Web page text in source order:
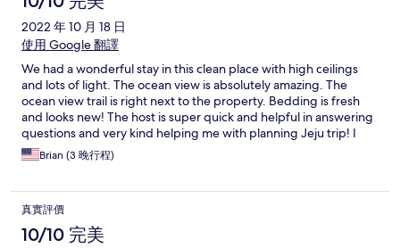
2022 年 10 月 18 日
使用 Google 翻譯
We had a wonderful stay in this clean place with high ceilings
and lots of light. The ocean view is absolutely amazing. The
ocean view trail is right next to the property. Bedding is fresh
and looks new! The host is super quick and helpful in answering
questions and very kind helping me with planning Jeju trip! I
highly recommend this place to anyone who are planning a Jeju
trip!
Brian (3 晚行程)
真實評價
10/10 完美